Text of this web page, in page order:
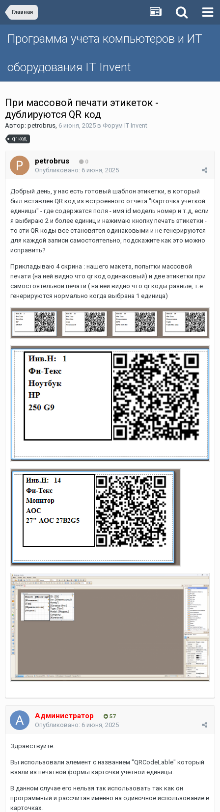
Главная
Программа учета компьютеров и ИТ
оборудования IT Invent
При массовой печати этикеток -
дублируются QR код
Автор: petrobrus, 6 июня, 2025 в Форум IT Invent
qr код
petrobrus 0
Опубликовано: 6 июня, 2025
Добрый день, у нас есть готовый шаблон этикетки, в который
был вставлен QR код из встроенного отчета "Карточка учеткой
единицы" - где содержатся поля - имя id модель номер и т.д, если
я выбираю 2 и более единиц и нажимаю кнопку печать этикетки -
то эти QR коды все становятся одинаковыми и не генерируются
для каждой записи самостоятельно, подскажите как это можно
исправить?
Прикладываю 4 скрина : нашего макета, попытки массовой
печати (на ней видно что qr код одинаковый) и две этикетки при
самостоятельной печати ( на ней видно что qr коды разные, т.е
генерируются нормально когда выбрана 1 единица)
Администратор 57
Опубликовано: 6 июня, 2025
Здравствуйте.
Вы использовали элемент с названием "QRCodeLable" который
взяли из печатной формы карточки учётной единицы.
В данном случае его нельзя так использовать так как он
программный и рассчитан именно на одиночное использование в
карточках.